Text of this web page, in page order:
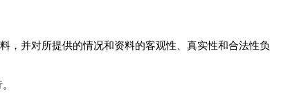
并对所提供的情况和资料的客观性、真实性和合法性负